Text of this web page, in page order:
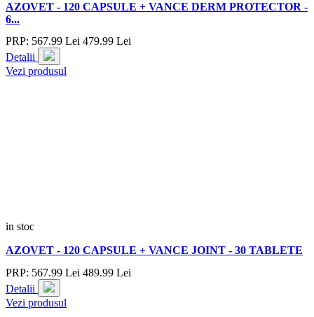
AZOVET - 120 CAPSULE + VANCE DERM PROTECTOR -
6...
PRP: 567.99 Lei 479.99 Lei
Detalii
Vezi produsul
in stoc
AZOVET - 120 CAPSULE + VANCE JOINT - 30 TABLETE
PRP: 567.99 Lei 489.99 Lei
Detalii
Vezi produsul